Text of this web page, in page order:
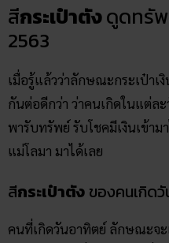
สีกระเป๋าตังดูดทรัพ
2563
เมื่อรู้แล้วว่าลักษณะกระเป๋าเ
กันต่อดีกว่า ว่าคนเกิดในแต่ล
พารับทรัพย์ รับโชคมีเงินเข้า
แม่โลมา มาได้เลย
สีกระเป๋าตัง ของคนเกิด
คนที่เกิดวันอาทิตย์ ลักษณะจ